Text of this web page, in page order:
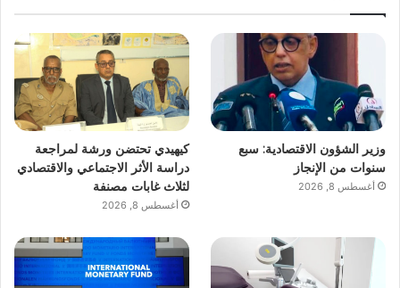
وزير الشؤون الاقتصادية: سبع
سنوات من الإنجاز
أغسطس 8, 2026
كيهيدي تحتضن ورشة لمراجعة
دراسة الأثر الاجتماعي والاقتصادي
لثلاث غابات مصنفة
أغسطس 8, 2026